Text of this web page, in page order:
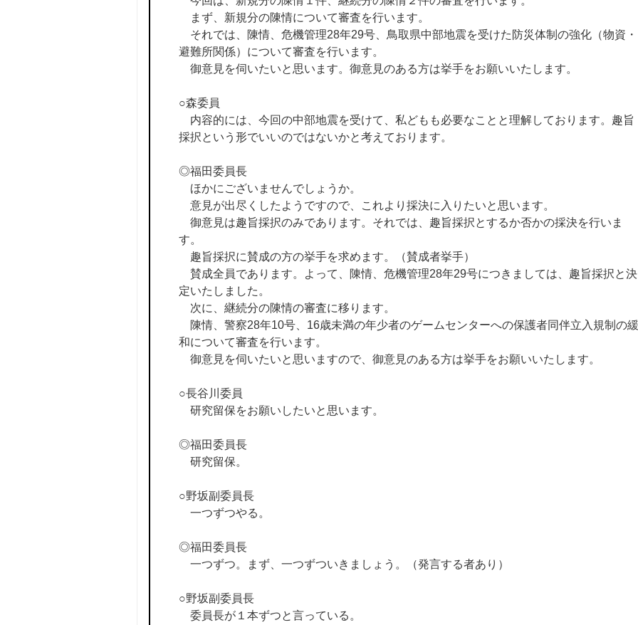
まず、新規分の陳情について審査を行います。
それでは、陳情、危機管理28年29号、鳥取県中部地震を受けた防災体制の強化（物資・
避難所関係）について審査を行います。
御意見を伺いたいと思います。御意見のある方は挙手をお願いいたします。
○森委員
内容的には、今回の中部地震を受けて、私どもも必要なことと理解しております。趣旨
採択という形でいいのではないかと考えております。
◎福田委員長
ほかにございませんでしょうか。
意見が出尽くしたようですので、これより採決に入りたいと思います。
御意見は趣旨採択のみであります。それでは、趣旨採択とするか否かの採決を行いま
す。
趣旨採択に賛成の方の挙手を求めます。（賛成者挙手）
賛成全員であります。よって、陳情、危機管理28年29号につきましては、趣旨採択と決
定いたしました。
次に、継続分の陳情の審査に移ります。
陳情、警察28年10号、16歳未満の年少者のゲームセンターへの保護者同伴立入規制の緩
和について審査を行います。
御意見を伺いたいと思いますので、御意見のある方は挙手をお願いいたします。
○長谷川委員
研究留保をお願いしたいと思います。
◎福田委員長
研究留保。
○野坂副委員長
一つずつやる。
◎福田委員長
一つずつ。まず、一つずついきましょう。（発言する者あり）
○野坂副委員長
委員長が１本ずつと言っている。